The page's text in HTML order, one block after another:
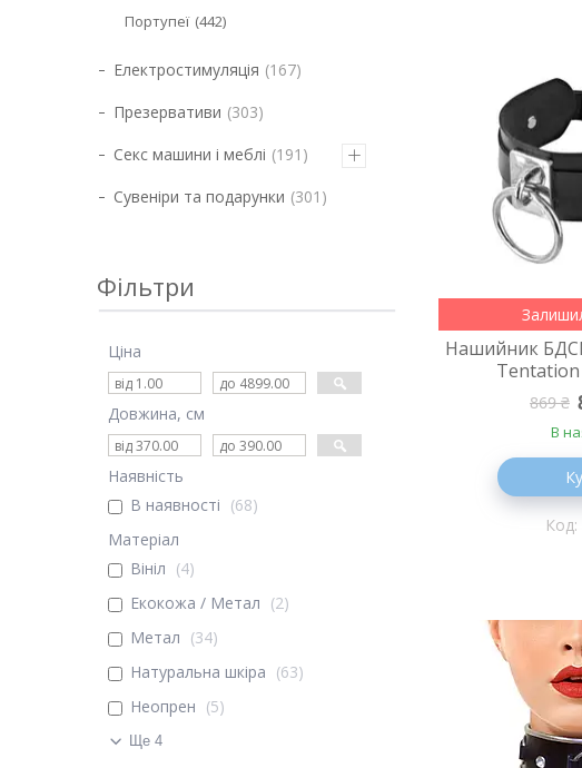
Нашийник
869 ₴
В
Портупеї 442
Електростимуляція 167
Презервативи 303
Секс машини і меблі 191
Сувеніри та подарунки 301
Фільтри
Ціна
Довжина, см
Наявність
В наявності
68
Матеріал
Вініл
4
Екокожа / Метал
2
Метал
34
Натуральна шкіра
63
Неопрен
5
Ще 4